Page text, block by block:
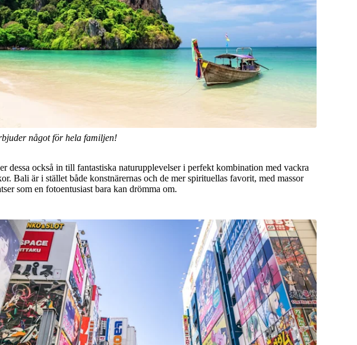
något för hela familjen!
dessa också in till fantastiska naturupplevelser i perfekt kombination med vackra
Bali är i stället både konstnärernas och de mer spirituellas favorit, med massor
som en fotoentusiast bara kan drömma om.